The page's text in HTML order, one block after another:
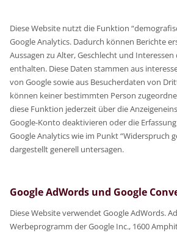
Diese Website nutzt die Funktion
Google Analytics. Dadurch können Berichte
Aussagen zu Alter, Geschlecht und
enthalten. Diese Daten stammen aus
von Google sowie aus Besucherdaten von
können keiner bestimmten Person
diese Funktion jederzeit über die
Google-Konto deaktivieren oder die
Google Analytics wie im Punkt “Widerspruch
dargestellt generell untersagen.
Google AdWords und Google
Diese Website verwendet Google AdWords.
Werbeprogramm der Google Inc., 1600